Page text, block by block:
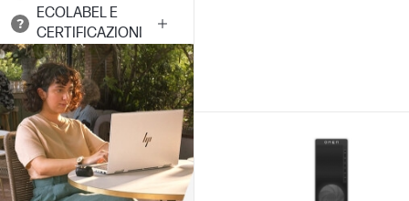
ECOLABEL E
CERTIFICAZIONI